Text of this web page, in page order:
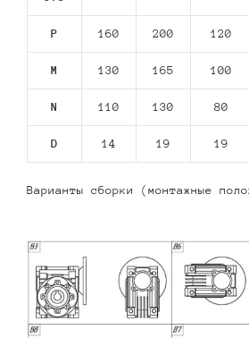
P 160 200 120
M 130 165 100
N 110 130 80
D 14 19 19
Варианты сборки (монтажные